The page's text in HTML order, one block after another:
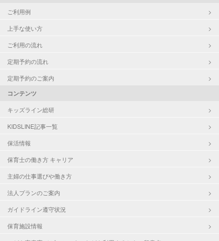
ご利用例
上手な使い方
ご利用の流れ
定期予約の流れ
定期予約のご案内
コンテンツ
キッズライン総研
KIDSLINE記事一覧
保活情報
保育士の働き方 キャリア
主婦の仕事選びや働き方
法人プランのご案内
ガイドライン遵守状況
保育施設情報